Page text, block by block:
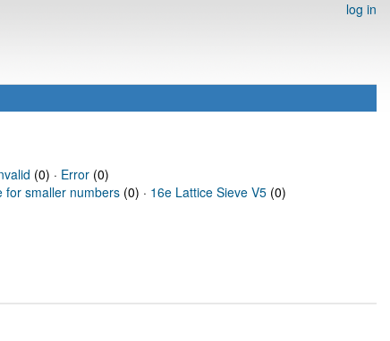
log in
(0) · Error(0)
for smaller numbers (0) · 16e Lattice Sieve V5 (0)